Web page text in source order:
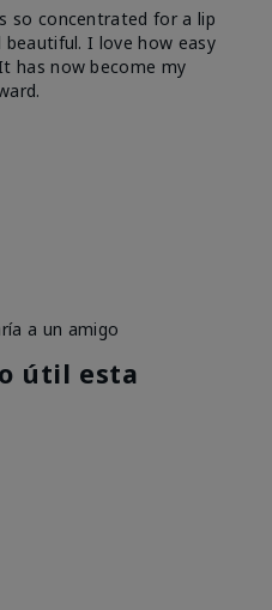
so concentrated for a lip
I love how easy
has now become my
a un amigo
útil esta